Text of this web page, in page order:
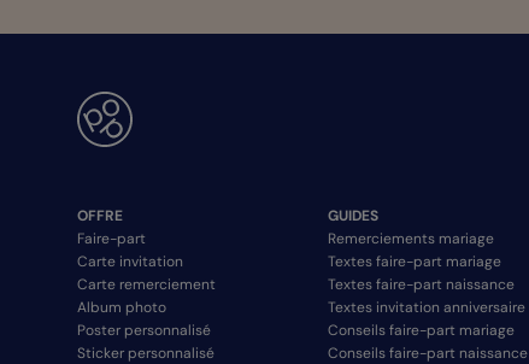
OFFRE
Faire-part
Carte invitation
Carte remerciement
Album photo
Poster personnalisé
Sticker personnalisé
GUIDES
Remerciements mariage
Textes faire-part mariage
Textes faire-part naissance
Textes invitation anniversaire
Conseils faire-part mariage
Conseils faire-part naissance